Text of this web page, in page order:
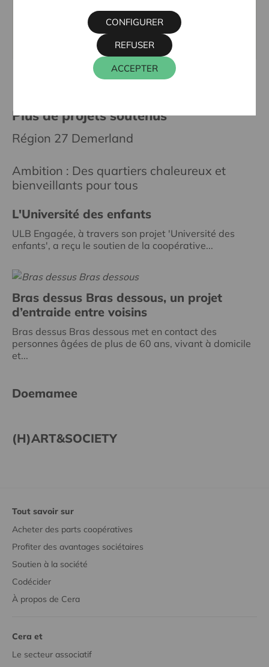
KRISTIEN MARTENS
016 27 96 58
kristien.martens@cera.coop
Plus de projets soutenus
Région 27 Demerland
Ambition : Des quartiers chaleureux et
bienveillants pour tous
L'Université des enfants
ULB Engagée, à travers son projet 'Université des
enfants', a reçu le soutien de la coopérative...
Bras dessus Bras dessous, un projet
d’entraide entre voisins
Bras dessus Bras dessous met en contact des
personnes âgées de plus de 60 ans, vivant à domicile
et...
Doemamee
(H)ART&SOCIETY
Tout savoir sur
Acheter des parts coopératives
Profiter des avantages sociétaires
Soutien à la société
Codécider
À propos de Cera
Cera et
Le secteur associatif
ACCEPTER
REFUSER
CONFIGURER